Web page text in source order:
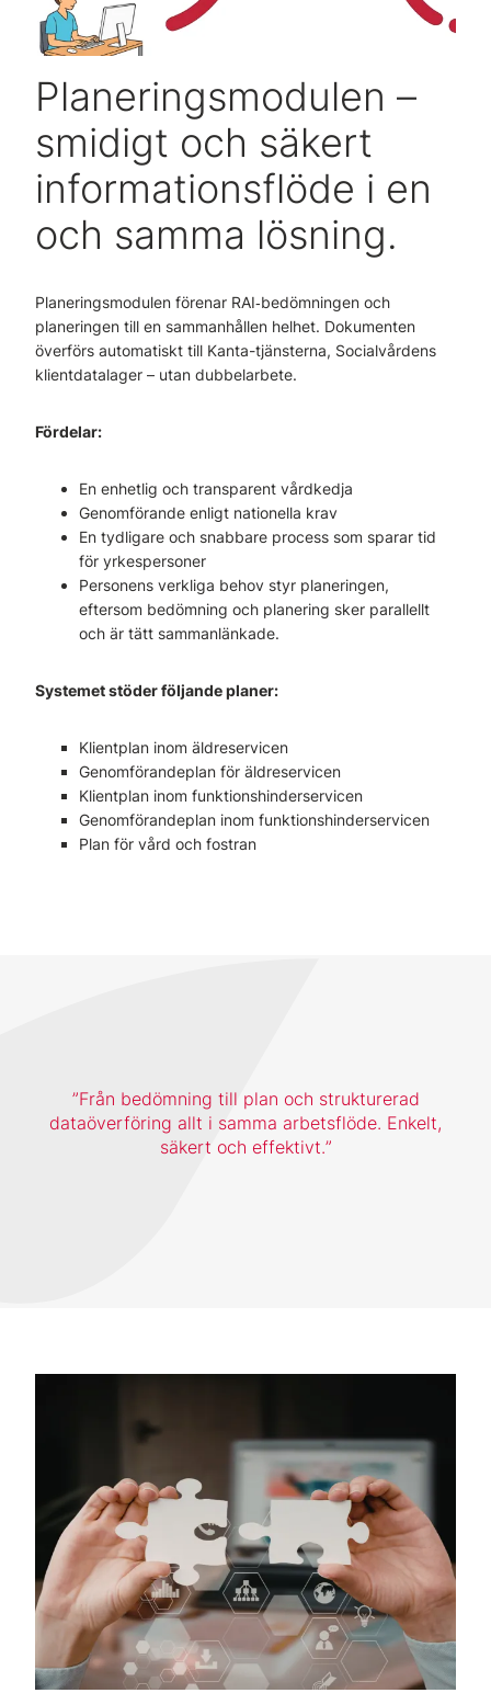
Planeringsmodulen –
smidigt och säkert
informationsflöde i en
och samma lösning.
Planeringsmodulen förenar RAI‑bedömningen och
planeringen till en sammanhållen helhet. Dokumenten
överförs automatiskt till Kanta-tjänsterna, Socialvårdens
klientdatalager – utan dubbelarbete.
Fördelar:
En enhetlig och transparent vårdkedja
Genomförande enligt nationella krav
En tydligare och snabbare process som sparar tid
för yrkespersoner
Personens verkliga behov styr planeringen,
eftersom bedömning och planering sker parallellt
och är tätt sammanlänkade.
Systemet stöder följande planer:
Klientplan inom äldreservicen
Genomförandeplan för äldreservicen
Klientplan inom funktionshinderservicen
Genomförandeplan inom funktionshinderservicen
Plan för vård och fostran
Från bedömning till plan och strukturerad
dataöverföring allt i samma arbetsflöde. Enkelt,
säkert och effektivt.